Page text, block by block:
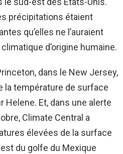
précipitations étaient
qu’elles ne l’auraient
d’origine humaine.
dans le New Jersey,
la température de surface
Helene. Et, dans une alerte
Climate Central a
élevées de la surface
du golfe du Mexique